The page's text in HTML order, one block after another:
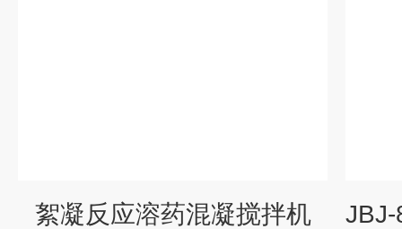
絮凝反应溶药混凝搅拌机